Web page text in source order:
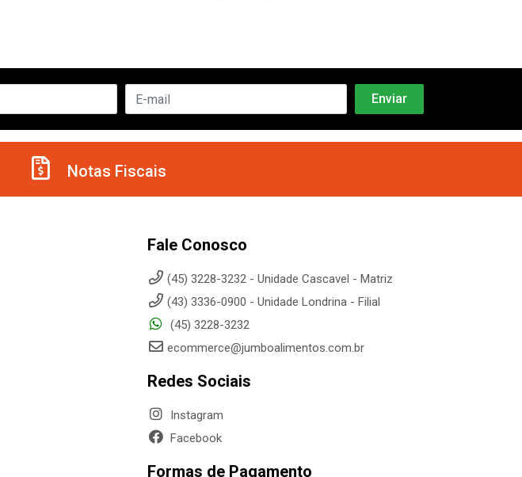
Notas Fiscais
Fale Conosco
(45) 3228-3232 - Unidade Cascavel - Matriz
(43) 3336-0900 - Unidade Londrina - Filial
(45) 3228-3232
ecommerce@jumboalimentos.com.br
Redes Sociais
Instagram
Facebook
Formas de Pagamento